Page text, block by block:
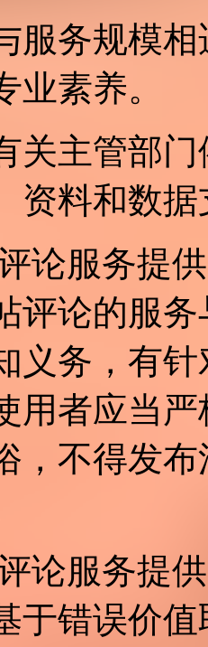
服务规模
业素养。
关主管部
资料和数
论服务提
评论的服
义务，有
用者应当
，不得发
论服务提
于错误价